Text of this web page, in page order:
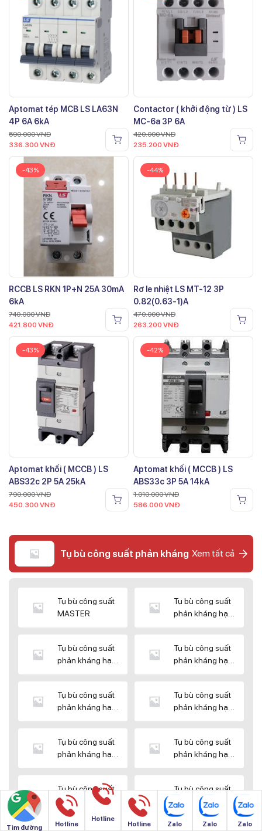
Aptomat tép MCB LS LA63N
4P 6A 6kA
590.000VNĐ
336.300 VNĐ
Contactor ( khởi động từ ) LS
MC-6a 3P 6A
420.000VNĐ
235.200 VNĐ
-43%
RCCB LS RKN 1P+N 25A 30mA
6kA
740.000VNĐ
421.800 VNĐ
-44%
Rơ le nhiệt LS MT-12 3P
0.82(0.63-1)A
470.000VNĐ
263.200 VNĐ
-43%
Aptomat khối ( MCCB ) LS
ABS32c 2P 5A 25kA
790.000VNĐ
450.300 VNĐ
-42%
Aptomat khối ( MCCB ) LS
ABS33c 3P 5A 14kA
1.010.000VNĐ
586.000 VNĐ
Tụ bù công suất phản kháng Xem tất cả
Tụ bù công suất
MASTER
Tụ bù công suất
phản kháng hạ
Tụ bù công suất
phản kháng hạ
Tụ bù công suất
phản kháng hạ
Tụ bù công suất
phản kháng hạ
Tụ bù công suất
phản kháng hạ
Tụ bù công suất
phản kháng hạ
Tụ bù công suất
phản kháng hạ
Tụ bù công suất
phản kháng hạ
thế SHIZUKI
Tụ bù công suất
phản kháng hạ
thế SINO
Tìm đường Hotline
Hotline
Hotline Zalo Zalo Zalo